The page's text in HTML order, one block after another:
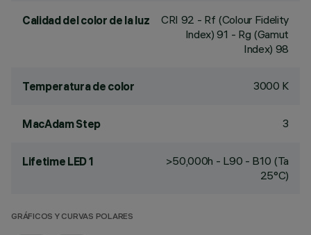
Calidad del color de la luz CRI 92 - Rf (Colour Fidelity
Index) 91 - Rg (Gamut
Index) 98
Temperatura de color 3000 K
MacAdam Step 3
Lifetime LED 1
>50,000h - L90 - B10 (Ta
25°C)
GRÁFICOS Y CURVAS POLARES